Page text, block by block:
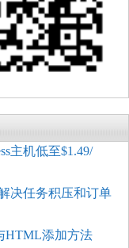
主机低至$1.49/
决任务积压和订单
HTML添加方法